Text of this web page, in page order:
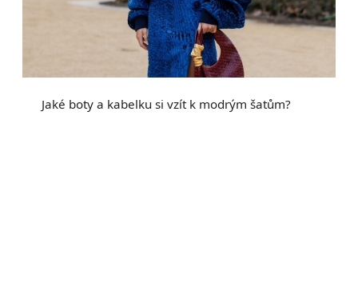
Jaké boty a kabelku si vzít k modrým šatům?